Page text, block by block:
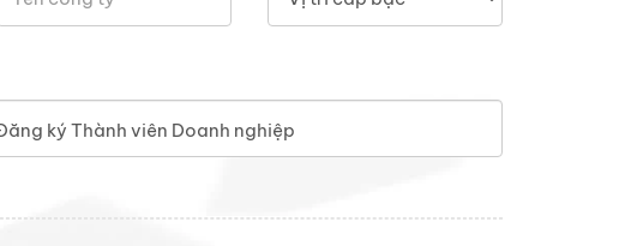
ký Thành viên Doanh nghiệp